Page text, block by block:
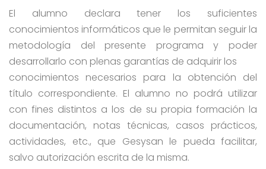
El alumno declara tener los suficientes
conocimientos informáticos que le permitan seguir la
metodología del presente programa y poder
desarrollarlo con plenas garantías de adquirir los
conocimientos necesarios para la obtención del
título correspondiente. El alumno no podrá utilizar
con fines distintos a los de su propia formación la
documentación, notas técnicas, casos prácticos,
actividades, etc., que Gesysan le pueda facilitar,
salvo autorización escrita de la misma.